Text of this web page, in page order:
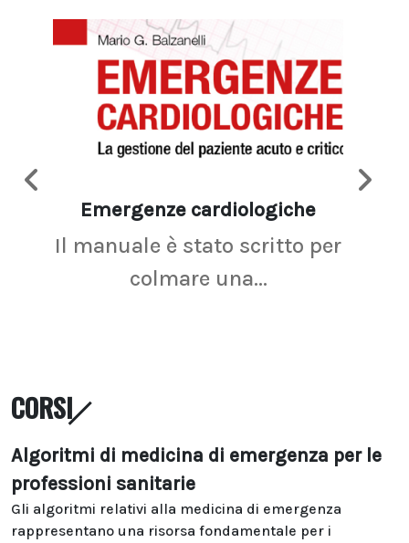
Emergenze cardiologiche
Il manuale è stato scritto per
colmare una...
CORSI
Algoritmi di medicina di emergenza per le
professioni sanitarie
Gli algoritmi relativi alla medicina di emergenza
rappresentano una risorsa fondamentale per i